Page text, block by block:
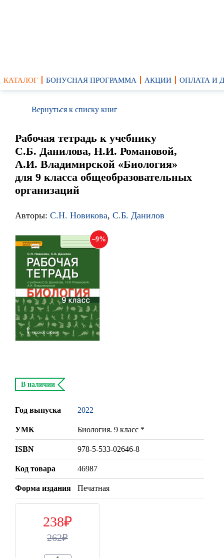
КАТАЛОГ БОНУСНАЯ ПРОГРАММА АКЦИИ ОПЛАТА И
Вернуться к списку книг
Рабочая тетрадь к учебнику
С.Б. Данилова, Н.И. Романовой,
А.И. Владимирской «Биология»
для 9 класса общеобразовательных
организаций
Авторы: С.Н. Новикова, С.Б. Данилов
9
В наличии
Год выпуска 2022
УМК Биология. 9 класс *
ISBN 978-5-533-02646-8
Код товара 46987
Форма издания Печатная
238
262